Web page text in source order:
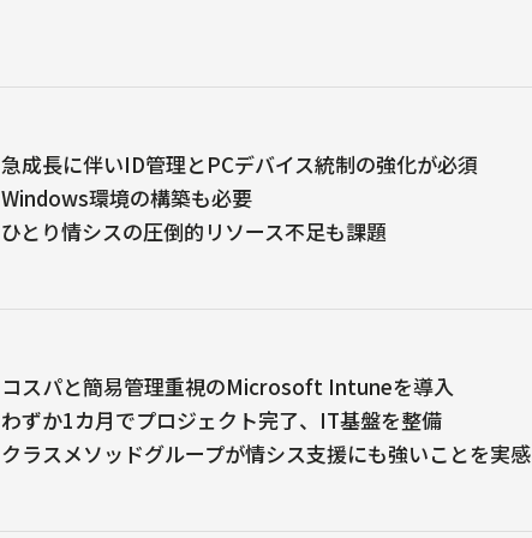
急成長に伴いID管理とPCデバイス統制の強化が必須
Windows環境の構築も必要
ひとり情シスの圧倒的リソース不足も課題
コスパと簡易管理重視のMicrosoft Intuneを導入
わずか1カ月でプロジェクト完了、IT基盤を整備
クラスメソッドグループが情シス支援にも強いことを実感